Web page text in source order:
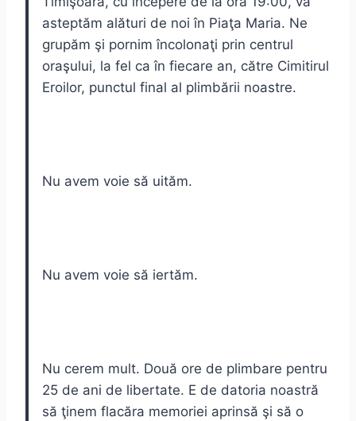
asteptăm alături de noi în Piaţa Maria. Ne
grupăm şi pornim încolonaţi prin centrul
oraşului, la fel ca în fiecare an, către Cimitirul
Eroilor, punctul final al plimbării noastre.
Nu avem voie să uităm.
Nu avem voie să iertăm.
Nu cerem mult. Două ore de plimbare pentru
25 de ani de libertate. E de datoria noastră
să ţinem flacăra memoriei aprinsă şi să o